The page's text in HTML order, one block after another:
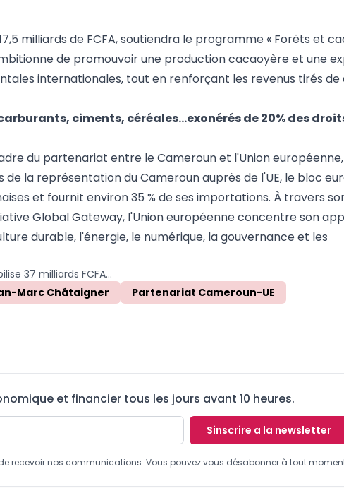
milliards de FCFA, soutiendra le programme « Forêts et
de promouvoir une production cacaoyère et une
internationales, tout en renforçant les revenus tirés de
ciments, céréales…exonérés de 20% des
du partenariat entre le Cameroun et l'Union
la représentation du Cameroun auprès de l'UE, le bloc
et fournit environ 35 % de ses importations. À travers
Global Gateway, l'Union européenne concentre son
durable, l'énergie, le numérique, la gouvernance et les
Cameroun : l’UE mobilise 37 milliards FCFA pour le numérique, le cacao et les forêts
Marc Châtaigner
Partenariat Cameroun-UE
et financier tous les jours avant 10 heures.
Sinscrire a la newsletter
recevoir nos communications. Vous pouvez vous désabonner à tout